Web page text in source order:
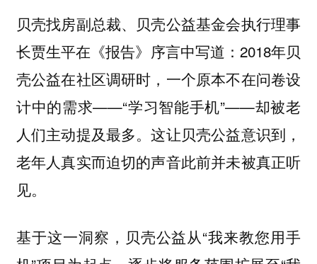
贝壳找房副总裁、贝壳公益基金会执行理事
长贾生平在《报告》序言中写道：2018年贝
壳公益在社区调研时，一个原本不在问卷设
计中的需求——“学习智能手机”——却被老
人们主动提及最多。这让贝壳公益意识到，
老年人真实而迫切的声音此前并未被真正听
见。
基于这一洞察，贝壳公益从“我来教您用手